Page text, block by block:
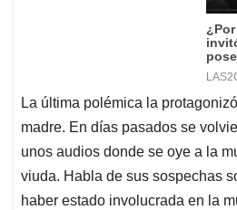
La última polémica la
madre. En días pasados se
unos audios donde se oye a la
viuda. Habla de sus sospechas
haber estado involucrada en la